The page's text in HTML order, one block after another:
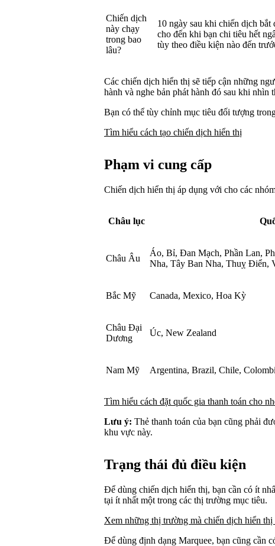
Chiến dịch
này chạy
trong bao
lâu?
10 ngày sau khi chiến dịch bắt
cho đến khi bạn chi tiêu hết
tùy theo điều kiện nào đến
Các chiến dịch hiển thị sẽ tiếp cận những
hành và nghe bản phát hành đó sau khi nhìn
Bạn có thể tùy chỉnh mục tiêu đối tượng
Tìm hiểu cách tạo chiến dịch hiển thị
Phạm vi cung cấp
Chiến dịch hiển thị áp dụng với cho các
Châu lục
Châu Âu
Áo, Bỉ, Đan Mạch, Phần Lan,
Nha, Tây Ban Nha, Thuỵ Điển,
Bắc Mỹ Canada, Mexico, Hoa Kỳ
Châu Đại
Dương
Úc, New Zealand
Nam Mỹ Argentina, Brazil, Chile,
Tìm hiểu cách đặt quốc gia thanh toán cho
Lưu ý: Thẻ thanh toán của bạn cũng phải
khu vực này.
Trạng thái đủ điều kiện
Để dùng chiến dịch hiển thị, bạn cần có ít
tại ít nhất một trong các thị trường mục tiêu.
Xem những thị trường mà chiến dịch hiển thị
Để dùng định dạng Marquee, bạn cũng cần